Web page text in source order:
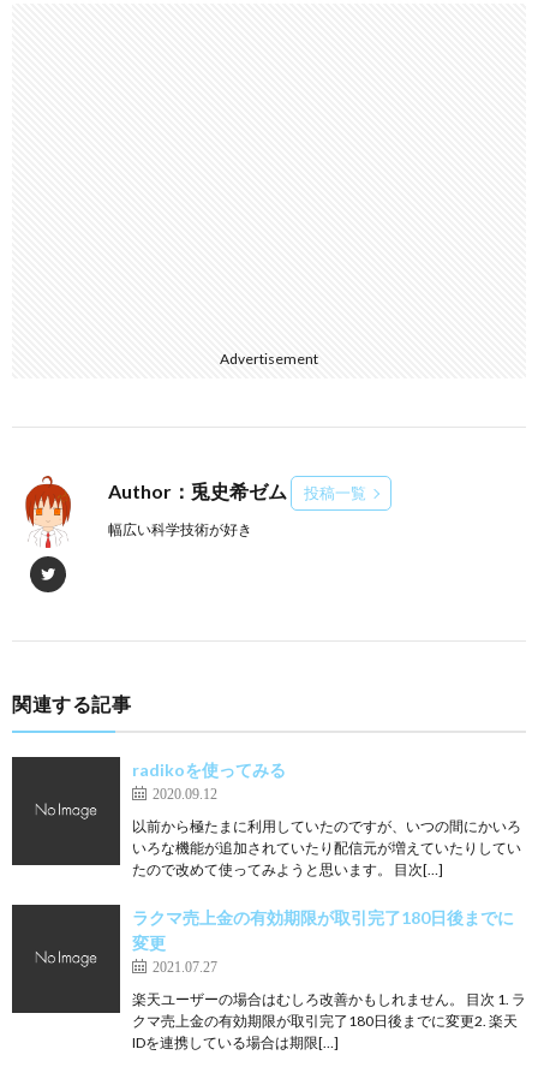
Advertisement
Author：兎史希ゼム 投稿一覧
幅広い科学技術が好き
関連する記事
radikoを使ってみる
2020.09.12
以前から極たまに利用していたのですが、いつの間にかいろ
いろな機能が追加されていたり配信元が増えていたりしてい
たので改めて使ってみようと思います。 目次[…]
ラクマ売上金の有効期限が取引完了180日後までに
変更
2021.07.27
楽天ユーザーの場合はむしろ改善かもしれません。 目次 1. ラ
クマ売上金の有効期限が取引完了180日後までに変更2. 楽天
IDを連携している場合は期限[…]